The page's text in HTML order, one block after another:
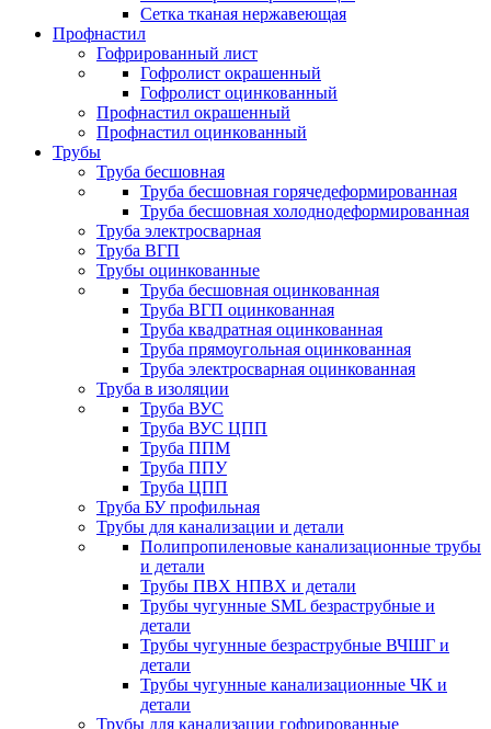
Сетка тканая нержавеющая
Профнастил
Гофрированный лист
Гофролист окрашенный
Гофролист оцинкованный
Профнастил окрашенный
Профнастил оцинкованный
Трубы
Труба бесшовная
Труба бесшовная горячедеформированная
Труба бесшовная холоднодеформированная
Труба электросварная
Труба ВГП
Трубы оцинкованные
Труба бесшовная оцинкованная
Труба ВГП оцинкованная
Труба квадратная оцинкованная
Труба прямоугольная оцинкованная
Труба электросварная оцинкованная
Труба в изоляции
Труба ВУС
Труба ВУС ЦПП
Труба ППМ
Труба ППУ
Труба ЦПП
Труба БУ профильная
Трубы для канализации и детали
Полипропиленовые канализационные трубы
и детали
Трубы ПВХ НПВХ и детали
Трубы чугунные SML безраструбные и
детали
Трубы чугунные безраструбные ВЧШГ и
детали
Трубы чугунные канализационные ЧК и
детали
Трубы для канализации гофрированные